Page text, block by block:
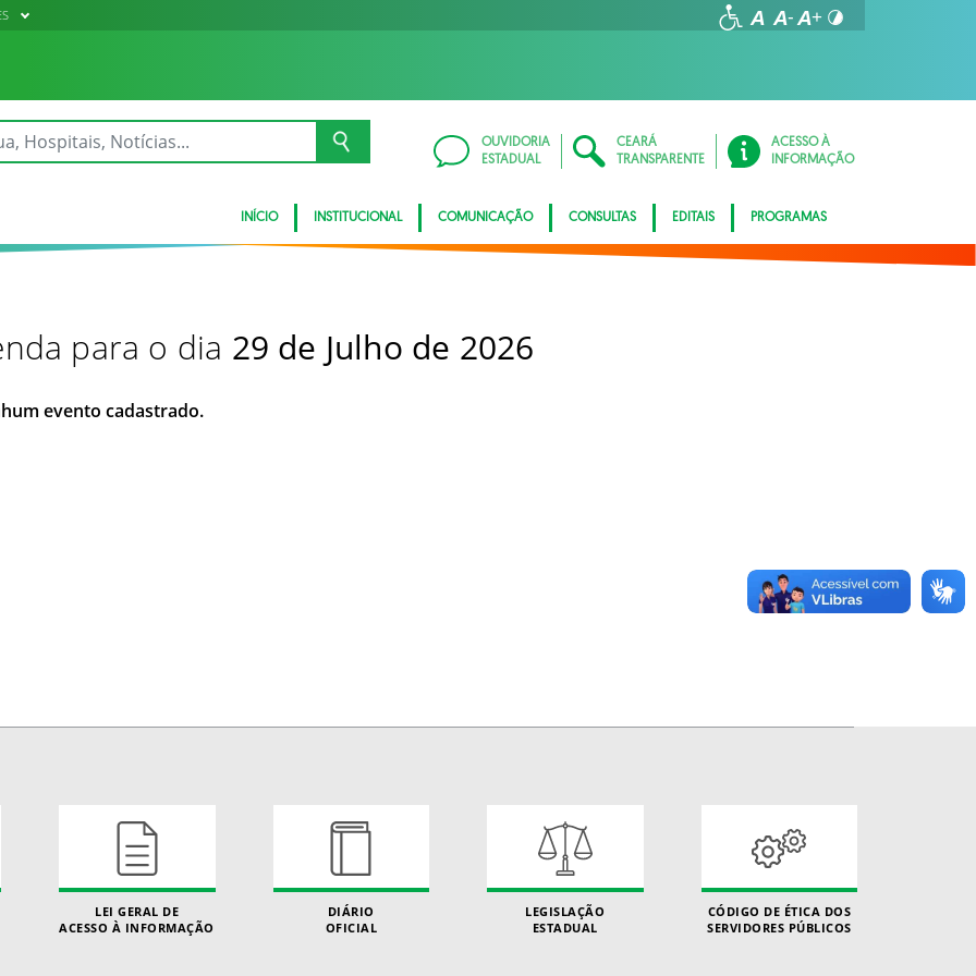
OUVIDORIA
ESTADUAL
CEARÁ
TRANSPARENTE
ACESSO À
INFORMAÇÃO
INÍCIO INSTITUCIONAL COMUNICAÇÃO CONSULTAS EDITAIS PROGRAMAS
para o dia 29 de Julho de 2026
evento cadastrado.
LEI GERAL DE
ACESSO À INFORMAÇÃO
DIÁRIO
OFICIAL
LEGISLAÇÃO
ESTADUAL
CÓDIGO DE ÉTICA DOS
SERVIDORES PÚBLICOS